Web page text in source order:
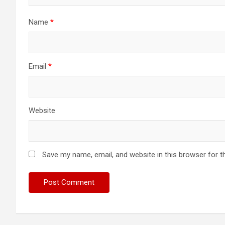
Name *
Email *
Website
Save my name, email, and website in this browser for